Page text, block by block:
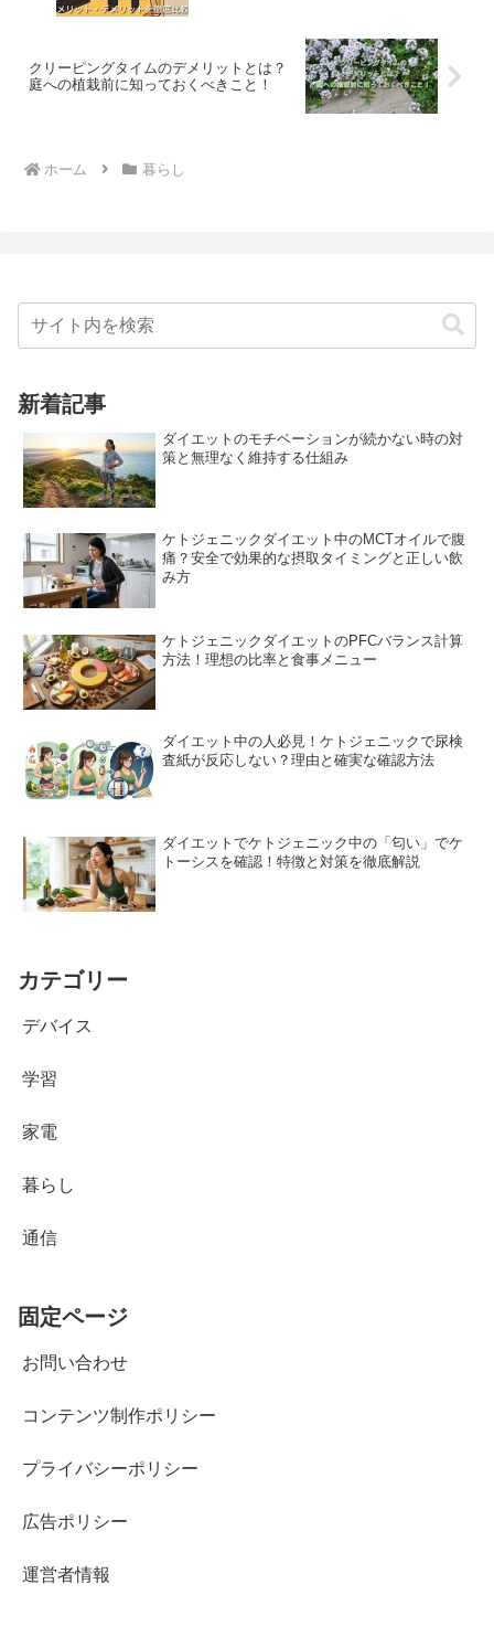
クリーピングタイムのデメリットとは？
庭への植栽前に知っておくべきこと！
ホーム 暮らし
新着記事
ダイエットのモチベーションが続かない時の対
策と無理なく維持する仕組み
ケトジェニックダイエット中のMCTオイルで腹
痛？安全で効果的な摂取タイミングと正しい飲
み方
ケトジェニックダイエットのPFCバランス計算
方法！理想の比率と食事メニュー
ダイエット中の人必見！ケトジェニックで尿検
査紙が反応しない？理由と確実な確認方法
ダイエットでケトジェニック中の「匂い」でケ
トーシスを確認！特徴と対策を徹底解説
カテゴリー
デバイス
学習
家電
暮らし
通信
固定ページ
お問い合わせ
コンテンツ制作ポリシー
プライバシーポリシー
広告ポリシー
運営者情報